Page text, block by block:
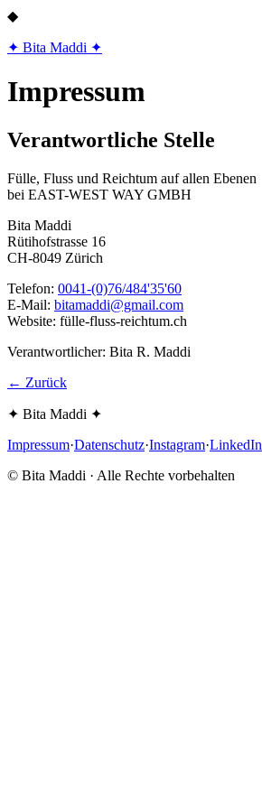
◆
✦ Bita Maddi ✦
Impressum
Verantwortliche Stelle
Fülle, Fluss und Reichtum auf allen Ebenen
bei EAST-WEST WAY GMBH
Bita Maddi
Rütihofstrasse 16
CH-8049 Zürich
Telefon: 0041-(0)76/484'35'60
E-Mail: bitamaddi@gmail.com
Website: fülle-fluss-reichtum.ch
Verantwortlicher: Bita R. Maddi
← Zurück
✦ Bita Maddi ✦
Impressum·Datenschutz·Instagram·LinkedIn
© Bita Maddi · Alle Rechte vorbehalten